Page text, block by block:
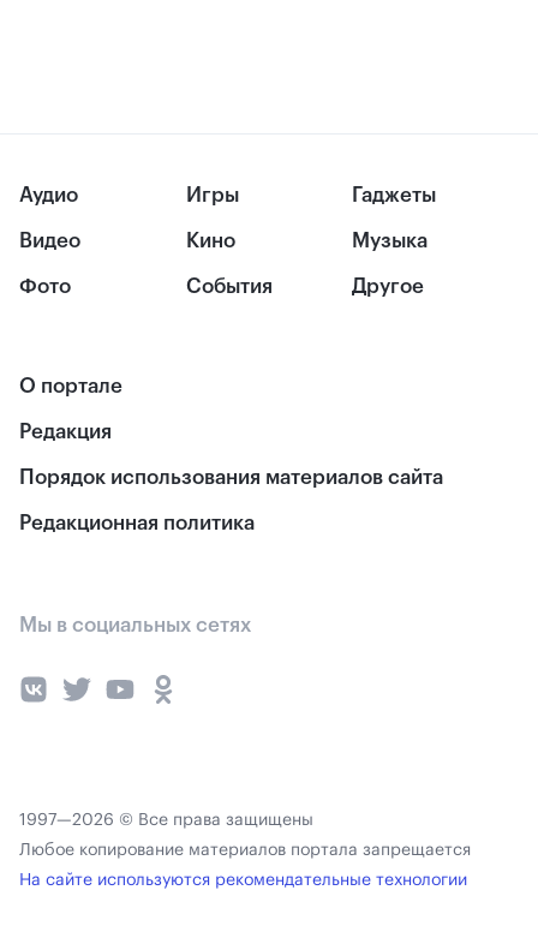
Аудио
Видео
Фото
Игры
Кино
События
Гаджеты
Музыка
Другое
О портале
Редакция
Порядок использования материалов сайта
Редакционная политика
Мы в социальных сетях
1997—2026 © Все права защищены
Любое копирование материалов портала запрещается
На сайте используются рекомендательные технологии